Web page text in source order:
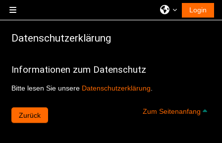
Login
Datenschutzerklärung
Informationen zum Datenschutz
Bitte lesen Sie unsere Datenschutzerklärung
Zurück
Zum Seitenanfang